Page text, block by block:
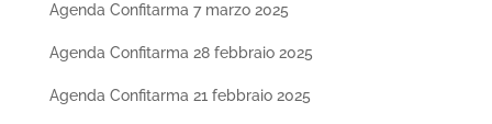
Agenda Confitarma 7 marzo 2025
Agenda Confitarma 28 febbraio 2025
Agenda Confitarma 21 febbraio 2025